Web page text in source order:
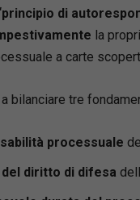
di
la
a carte
bilanciare tre
processuale
del diritto di difesa